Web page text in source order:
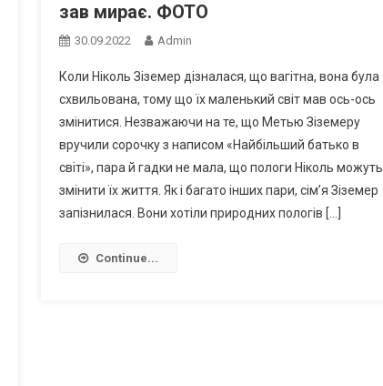
зав мирає. ФОТО
30.09.2022 Admin
Коли Ніколь Зіземер дізналася, що вагітна, вона була
схвильована, тому що їх маленький світ мав ось-ось
змінитися. Незважаючи на те, що Метью Зіземеру
вручили сорочку з написом «Найбільший батько в
світі», пара й гадки не мала, що пологи Ніколь можуть
змінити їх життя. Як і багато інших пари, сім’я Зіземер
запізнилася. Вони хотіли природних пологів […]
Continue...